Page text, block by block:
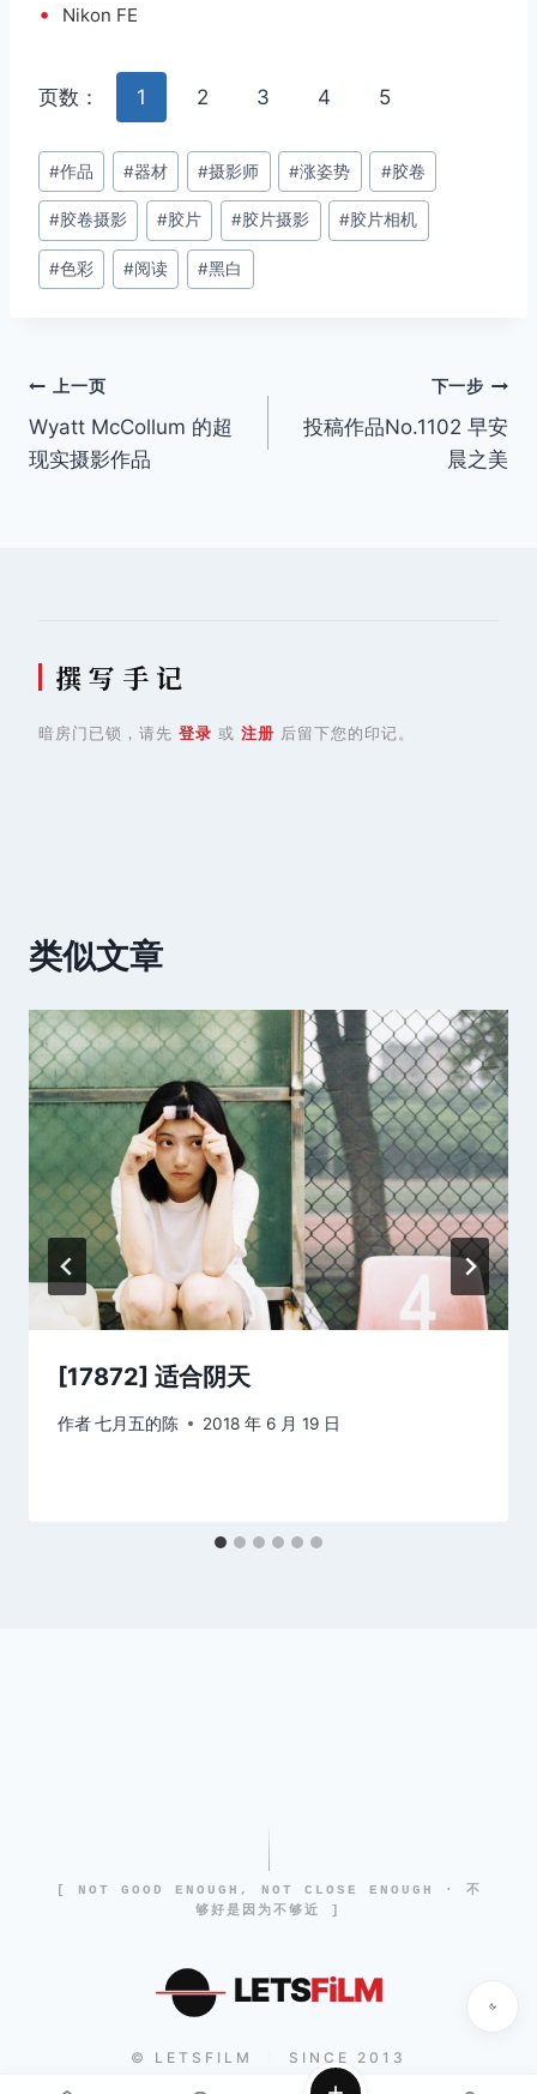
• Nikon FE
页数： 1 2 3 4 5
文
章
标
签：
#作品 #器材 #摄影师 #涨姿势 #胶卷
#胶卷摄影 #胶片 #胶片摄影 #胶片相机
#色彩 #阅读 #黑白
文
章
上一页
Wyatt McCollum 的超
现实摄影作品
下一步
投稿作品No.1102 早安
晨之美
撰 写 手 记
暗房门已锁，请先 登录 或 注册 后留下您的印记。
类似文章
[17872] 适合阴天
作者七月五的陈 2018 年 6 月 19 日
[ NOT GOOD ENOUGH, NOT CLOSE ENOUGH · 不
够好是因为不够近 ]
LETSFiLM
© LETSFILM SINCE 2013